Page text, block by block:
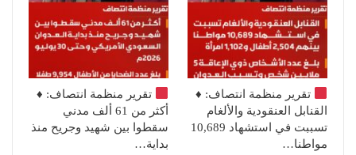
تقرير منظمة انتصاف: ♦️
القنابل العنقودية والألغام
تسببت في استشهاد 10,689
مواطنا…
تقرير منظمة انتصاف: ♦️
أكثر من 61 ألف مدني
سقطوا بين شهيد وجريح منذ
بداية…